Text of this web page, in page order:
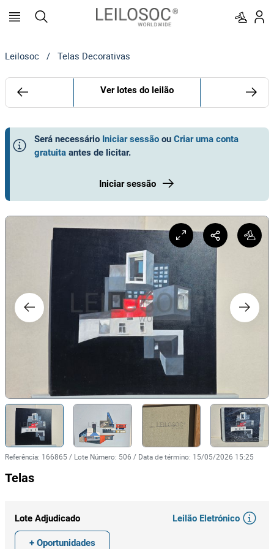
Leilosoc / Telas Decorativas
Ver lotes do leilão
Será necessário Iniciar sessão ou Criar uma conta
gratuita antes de licitar.
Iniciar sessão
Referência: 166865 / Lote Número: 506 / Data de término: 15/05/2026 15:25
Telas
Lote Adjudicado Leilão Eletrónico
+ Oportunidades